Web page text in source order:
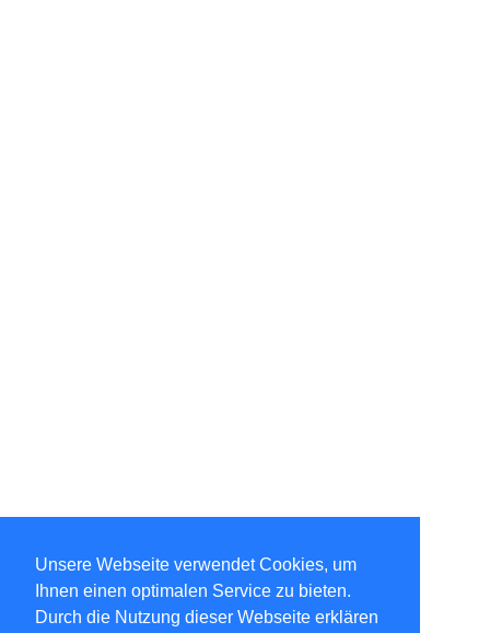
Unsere Webseite verwendet Cookies, um
Ihnen einen optimalen Service zu bieten.
Durch die Nutzung dieser Webseite erklären